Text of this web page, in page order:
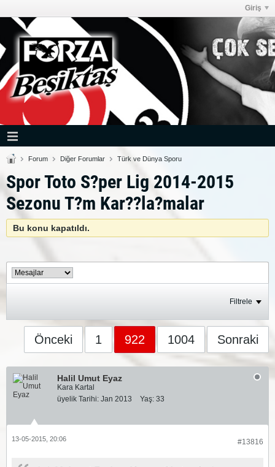
Giriş
Forum Diğer Forumlar Türk ve Dünya Sporu
Spor Toto S?per Lig 2014-2015
Sezonu T?m Kar??la?malar
Bu konu kapatıldı.
Filtrele
Önceki 1 922 1004 Sonraki
Halil Umut Eyaz
Kara Kartal
üyelik Tarihi: Jan 2013 Yaş: 33
#13816
13-05-2015, 20:06